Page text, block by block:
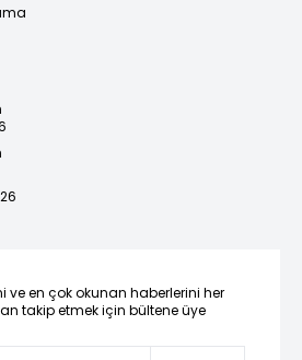
ve en çok okunan haberlerini her
takip etmek için bültene üye